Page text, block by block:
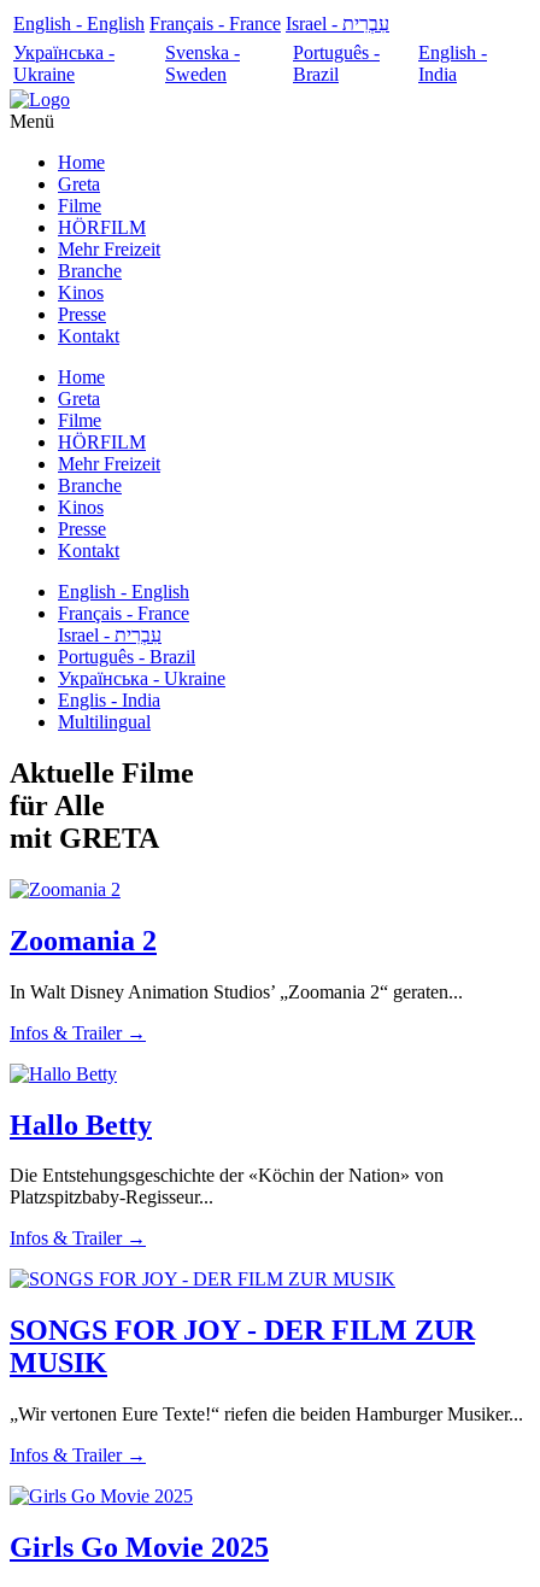
English - English Français - France
עִבְרִית - Israel
Українська -
Ukraine
Svenska -
Sweden
Português -
Brazil
English -
India
Menü
Home
Greta
Filme
HÖRFILM
Mehr Freizeit
Branche
Kinos
Presse
Kontakt
Home
Greta
Filme
HÖRFILM
Mehr Freizeit
Branche
Kinos
Presse
Kontakt
English - English
Français - France
עִבְרִית - Israel
Português - Brazil
Українська - Ukraine
Englis - India
Multilingual
Aktuelle Filme
für Alle
mit GRETA
Zoomania 2
In Walt Disney Animation Studios’ „Zoomania 2“ geraten...
Infos & Trailer →
Hallo Betty
Die Entstehungsgeschichte der «Köchin der Nation» von
Platzspitzbaby-Regisseur...
Infos & Trailer →
SONGS FOR JOY - DER FILM ZUR
MUSIK
„Wir vertonen Eure Texte!“ riefen die beiden Hamburger Musiker...
Infos & Trailer →
Girls Go Movie 2025